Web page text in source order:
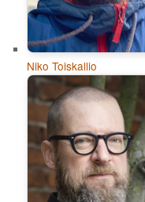
Niko Toiskallio